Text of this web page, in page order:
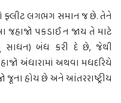
ફ્લીટ લગભગ સમાન જ છે. તેને
જહાજો પકડાઈ ન જાય તે માટે
સાધન) બંધ કરી દે છે, જેથી
અંધારામાં અથવા મધદરિયે
જૂના હોય છે અને આંતરરાષ્ટ્રીય